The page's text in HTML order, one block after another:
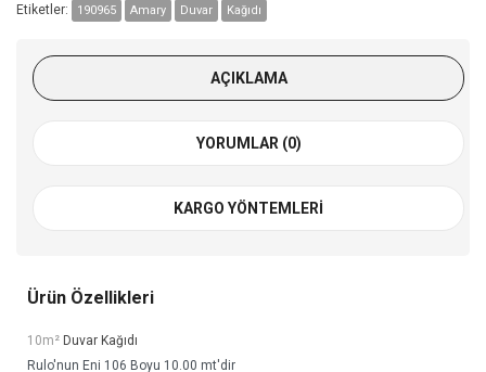
Etiketler: 190965 Amary Duvar Kağıdı
AÇIKLAMA
YORUMLAR (0)
KARGO YÖNTEMLERI
Ürün Özellikleri
10m² Duvar Kağıdı
Rulo'nun Eni 106 Boyu 10.00 mt'dir